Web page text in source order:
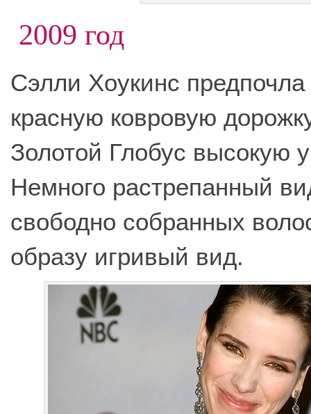
2009 год
Сэлли Хоукинс
красную ковровую
Золотой Глобус высокую
Немного растрепанный
свободно собранных
образу игривый вид.